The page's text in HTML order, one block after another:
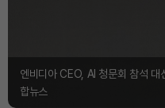
엔비디아 CEO, AI 청문회 참석
합뉴스